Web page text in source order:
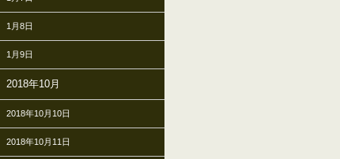
1月8日
1月9日
2018年10月
2018年10月10日
2018年10月11日